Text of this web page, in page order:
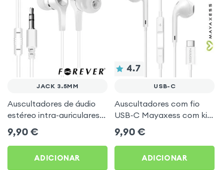
JACK 3.5MM
Auscultadores de áudio
estéreo intra-auriculares
branco da Forever
9,90 €
ADICIONAR
4.7
USB-C
Auscultadores com fio
USB-C Mayaxess com kit
mãos-livres – Brancos
9,90 €
ADICIONAR